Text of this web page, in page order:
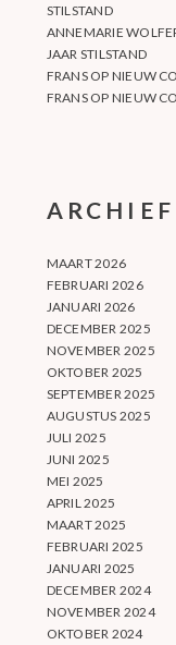
STILSTAND
ANNEMARIE
JAAR STILSTAND
FRANSOP NIEUW
FRANSOP NIEUW
ARCHIEF
MAART 2026
FEBRUARI 2026
JANUARI 2026
DECEMBER 2025
NOVEMBER 2025
OKTOBER 2025
SEPTEMBER 2025
AUGUSTUS 2025
JULI 2025
JUNI 2025
MEI 2025
APRIL 2025
MAART 2025
FEBRUARI 2025
JANUARI 2025
DECEMBER 2024
NOVEMBER 2024
OKTOBER 2024